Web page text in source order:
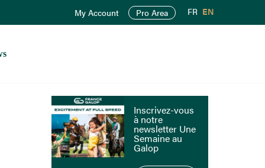
My Account Pro Area FR EN
Inscrivez-vous
à notre
newsletter Une
Semaine au
Galop